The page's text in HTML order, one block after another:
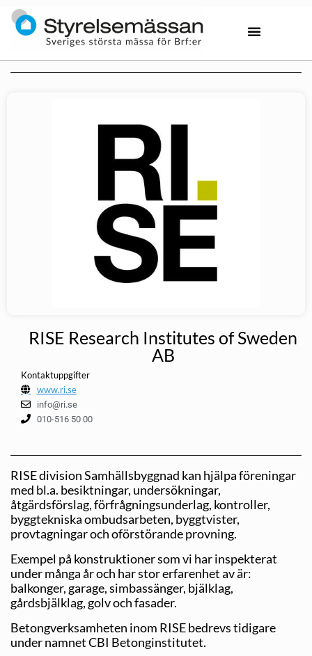
RISE Research Institutes of Sweden
AB
Kontaktuppgifter
www.ri.se
info@ri.se
010-516 50 00
RISE division Samhällsbyggnad kan hjälpa föreningar
med bl.a. besiktningar, undersökningar,
åtgärdsförslag, förfrågningsunderlag, kontroller,
byggtekniska ombudsarbeten, byggtvister,
provtagningar och oförstörande provning.
Exempel på konstruktioner som vi har inspekterat
under många år och har stor erfarenhet av är:
balkonger, garage, simbassänger, bjälklag,
gårdsbjälklag, golv och fasader.
Betongverksamheten inom RISE bedrevs tidigare
under namnet CBI Betonginstitutet.